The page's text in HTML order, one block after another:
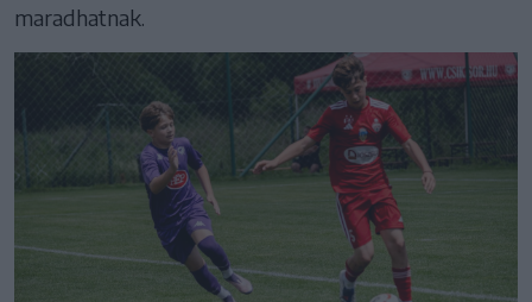
maradhatnak.